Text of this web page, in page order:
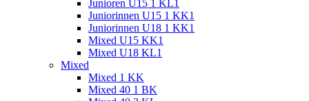
Junioren U15 1 KL1
Juniorinnen U15 1 KK1
Juniorinnen U18 1 KK1
Mixed U15 KK1
Mixed U18 KL1
Mixed
Mixed 1 KK
Mixed 40 1 BK